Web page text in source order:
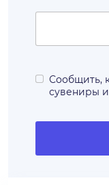
Сообщить,
сувениры